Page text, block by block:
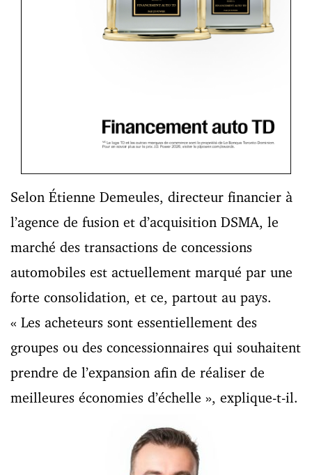
Selon Étienne Demeules, directeur financier à
l’agence de fusion et d’acquisition DSMA, le
marché des transactions de concessions
automobiles est actuellement marqué par une
forte consolidation, et ce, partout au pays.
« Les acheteurs sont essentiellement des
groupes ou des concessionnaires qui souhaitent
prendre de l’expansion afin de réaliser de
meilleures économies d’échelle », explique-t-il.